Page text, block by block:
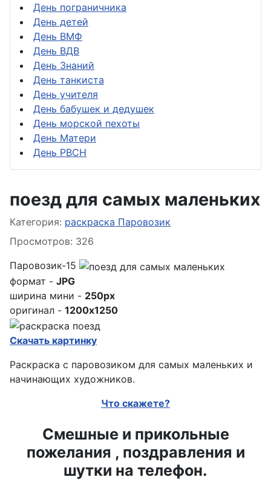
День пограничника
День детей
День ВМФ
День ВДВ
День Знаний
День танкиста
День учителя
День бабушек и дедушек
День морской пехоты
День Матери
День РВСН
поезд для самых маленьких
Информация о материале
Категория: раскраска Паровозик
Просмотров: 326
Паровозик-15
формат - JPG
ширина мини - 250px
оригинал - 1200x1250
Скачать картинку
Раскраска с паровозиком для самых маленьких и
начинающих художников.
Что скажете?
Смешные и прикольные
пожелания , поздравления и
шутки на телефон.